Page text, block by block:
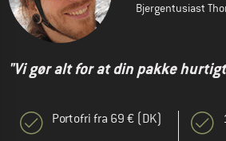
Bjergentusiast
"Vi gør alt for at din pakke
Portofri fra 69 € (DK)